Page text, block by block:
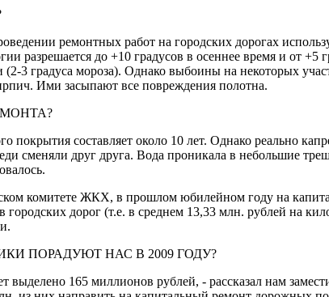
ремонтных работ на городских дорогах
разрешается до +10 градусов в осеннее время и от
3 градуса мороза). Однако выбоины на некоторых
Ими засыпают все повреждения полотна.
покрытия составляет около 10 лет. Однако реально
сменяли друг друга. Вода проникала в небольшие
комитете ЖКХ, в прошлом юбилейном году на
городcких дорог (т.е. в среднем 13,33 млн. рублей на
ПОРАДУЮТ НАС В 2009 ГОДУ?
выделено 165 миллионов рублей, - рассказал нам